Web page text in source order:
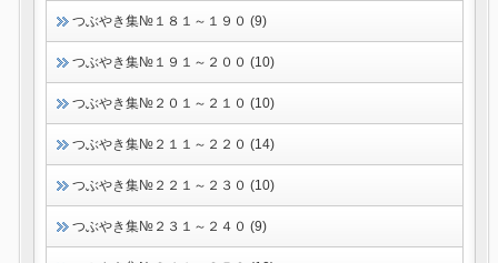
つぶやき集№１８１～１９０ (9)
つぶやき集№１９１～２００ (10)
つぶやき集№２０１～２１０ (10)
つぶやき集№２１１～２２０ (14)
つぶやき集№２２１～２３０ (10)
つぶやき集№２３１～２４０ (9)